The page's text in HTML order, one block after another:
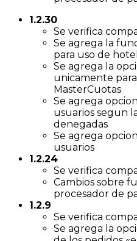
1.2.30
Se verifica
Se agrega la
para uso de
Se agrega la
unicamente
MasterCuotas
Se agrega
usuarios segun
denegadas
Se agrega
usuarios
1.2.24
Se verifica
Cambios sobre
procesador de
1.2.9
Se verifica
Se agrega la